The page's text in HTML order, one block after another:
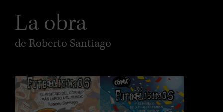
La obra
de Roberto Santiago